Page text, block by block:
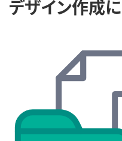
デザイン作成